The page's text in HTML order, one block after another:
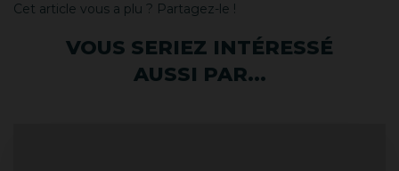
Cet article vous a plu ? Partagez-le !
VOUS SERIEZ INTÉRESSÉ
AUSSI PAR...